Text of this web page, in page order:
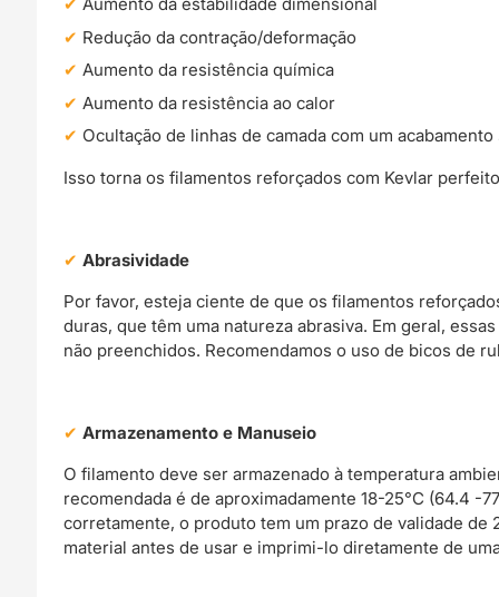
Redução da contração/deformação
Aumento da resistência química
Aumento da resistência ao calor
Ocultação de linhas de camada com um
Isso torna os filamentos reforçados com Kevlar
Abrasividade
Por favor, esteja ciente de que os filamentos
duras, que têm uma natureza abrasiva. Em geral,
não preenchidos. Recomendamos o uso de bicos de
Armazenamento e Manuseio
O filamento deve ser armazenado à temperatura
recomendada é de aproximadamente 18-25°C (64.4 -
corretamente, o produto tem um prazo de validade
material antes de usar e imprimi-lo diretamente de